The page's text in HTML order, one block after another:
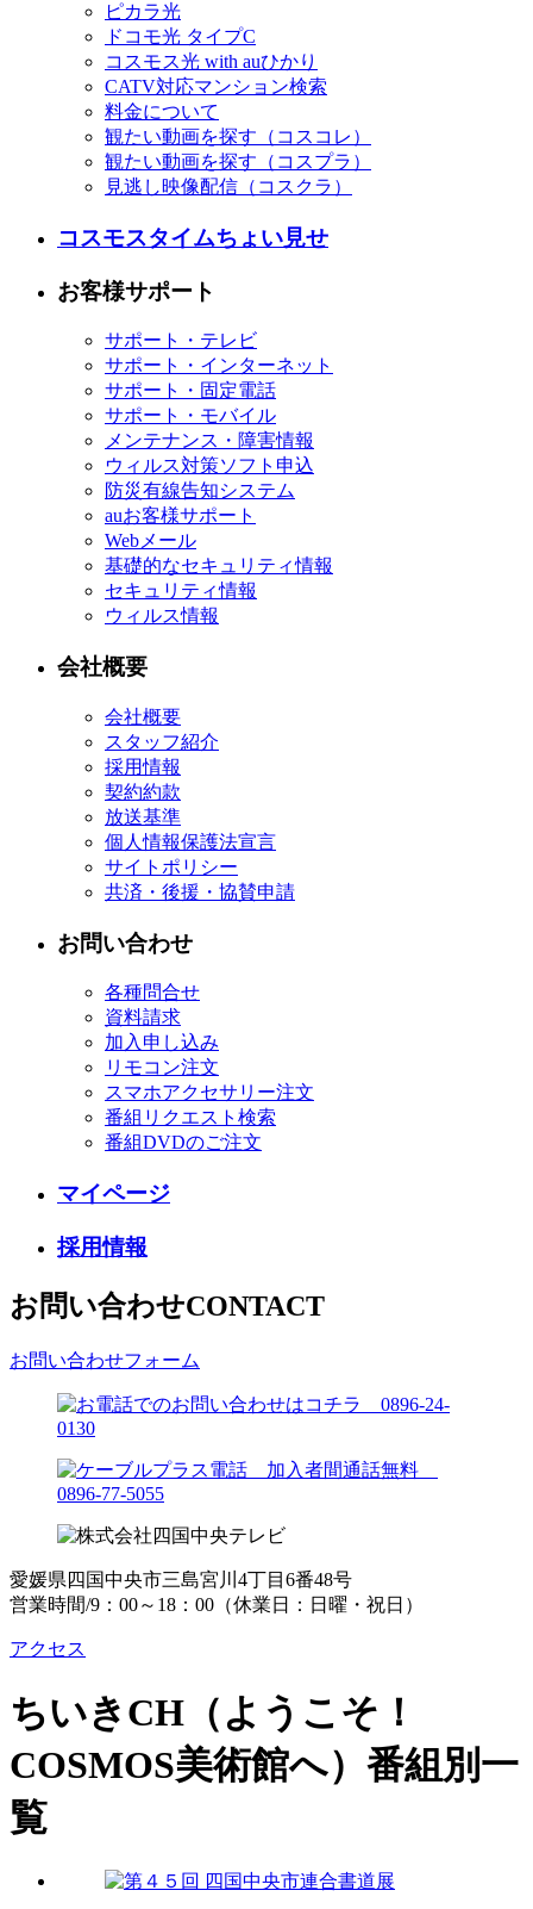
ピカラ光
ドコモ光 タイプC
コスモス光 with auひかり
CATV対応マンション検索
料金について
観たい動画を探す（コスコレ）
観たい動画を探す（コスプラ）
見逃し映像配信（コスクラ）
コスモスタイムちょい見せ
お客様サポート
サポート・テレビ
サポート・インターネット
サポート・固定電話
サポート・モバイル
メンテナンス・障害情報
ウィルス対策ソフト申込
防災有線告知システム
auお客様サポート
Webメール
基礎的なセキュリティ情報
セキュリティ情報
ウィルス情報
会社概要
会社概要
スタッフ紹介
採用情報
契約約款
放送基準
個人情報保護法宣言
サイトポリシー
共済・後援・協賛申請
お問い合わせ
各種問合せ
資料請求
加入申し込み
リモコン注文
スマホアクセサリー注文
番組リクエスト検索
番組DVDのご注文
マイページ
採用情報
お問い合わせCONTACT
お問い合わせフォーム
愛媛県四国中央市三島宮川4丁目6番48号
営業時間/9：00～18：00（休業日：日曜・祝日）
アクセス
ちいきCH（ようこそ！
COSMOS美術館へ） 番組別一
覧